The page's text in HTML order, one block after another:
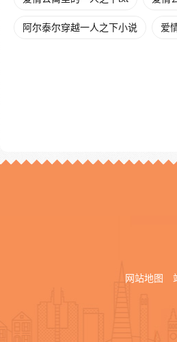
阿尔泰尔穿越一人之下小说 爱
网站地图